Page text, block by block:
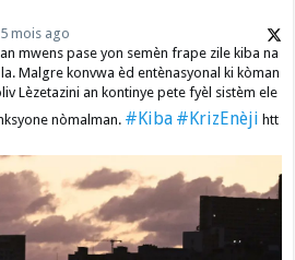
5 mois ago
mwens pase yon semèn frape zile kiba na
Malgre konvwa èd entènasyonal ki kòman
Lèzetazini an kontinye pete fyèl sistèm ele
nòmalman. #Kiba #KrizEnèji htt